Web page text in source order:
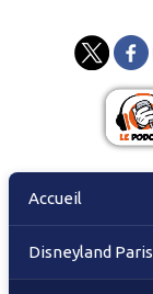
Skip
Accueil
Disneyland Paris